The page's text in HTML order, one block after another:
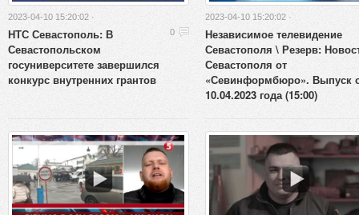
2023-04-10 15:20:02 ·
0
НТС Севастополь: В
Севастопольском
госуниверситете завершился
конкурс внутренних грантов
2023-04-10 15:20:02 ·
Независимое телевидение
Севастополя \ Резерв:
Севастополя от
«Севинформбюро». Выпуск
10.04.2023 года (15:00)